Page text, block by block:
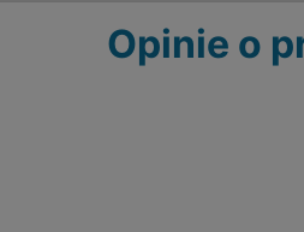
Opinie o